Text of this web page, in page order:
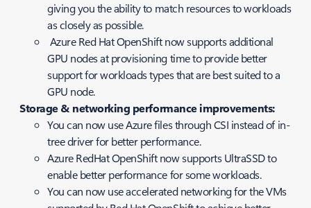
giving you the ability to match resources to workloads
as closely as possible.
Azure Red Hat OpenShift now supports additional
GPU nodes at provisioning time to provide better
support for workloads types that are best suited to a
GPU node.
Storage & networking performance improvements:
You can now use Azure files through CSI instead of in-
tree driver for better performance.
Azure RedHat OpenShift now supports UltraSSD to
enable better performance for some workloads.
You can now use accelerated networking for the VMs